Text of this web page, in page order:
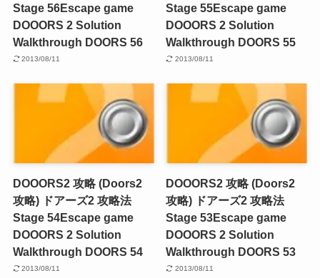
Stage 56Escape game
DOOORS 2 Solution
Walkthrough DOORS 56
2013/08/11
Stage 55Escape game
DOOORS 2 Solution
Walkthrough DOORS 55
2013/08/11
DOOORS2 攻略 (Doors2
攻略) ドアーズ2 攻略法
Stage 54Escape game
DOOORS 2 Solution
Walkthrough DOORS 54
2013/08/11
DOOORS2 攻略 (Doors2
攻略) ドアーズ2 攻略法
Stage 53Escape game
DOOORS 2 Solution
Walkthrough DOORS 53
2013/08/11